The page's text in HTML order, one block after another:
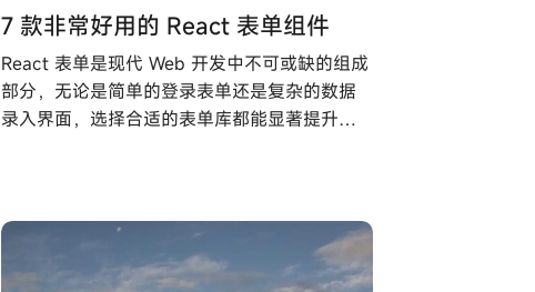
7 款非常好用的 React 表单组件
React 表单是现代 Web 开发中不可或缺的组成
部分，无论是简单的登录表单还是复杂的数据
录入界面，选择合适的表单库都能显著提升开
况选择满足你场景的 React 表单库。